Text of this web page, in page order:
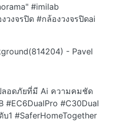
#imilab
วงจรปิด #กล้องวงจรปิดai
- Pavel
ลอดภัยที่มี Ai ความคมชัด
#EC6DualPro #C30Dual
บ1 #SaferHomeTogether